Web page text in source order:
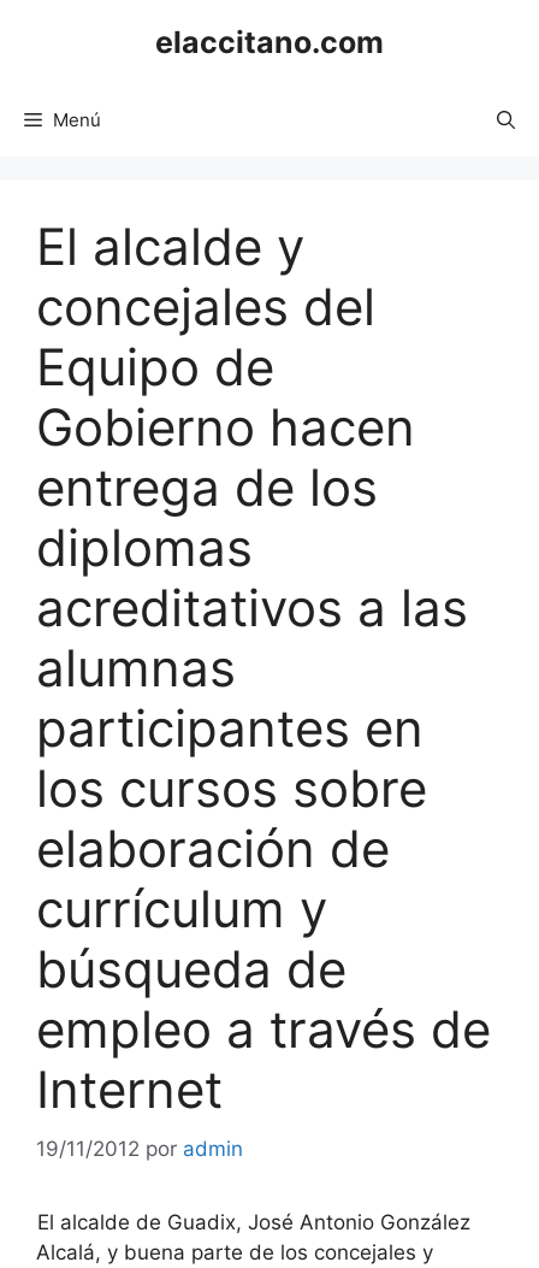
elaccitano.com
Menú
El alcalde y
concejales del
Equipo de
Gobierno hacen
entrega de los
diplomas
acreditativos a las
alumnas
participantes en
los cursos sobre
elaboración de
currículum y
búsqueda de
empleo a través de
Internet
19/11/2012 por admin
El alcalde de Guadix, José Antonio González
Alcalá, y buena parte de los concejales y